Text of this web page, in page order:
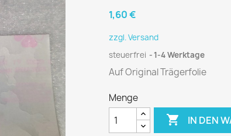
1,60 €
zzgl. Versand
steuerfrei
1-4 Werktage
Auf Original Trägerfolie
Menge
 IN DEN